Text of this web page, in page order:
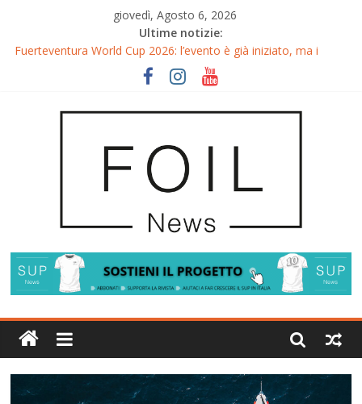
giovedì, Agosto 6, 2026
Ultime notizie:
Fuerteventura World Cup 2026: l’evento è già iniziato, ma i
riflettori si accendono sul Wingfoil!
Fuerteventura FreeFly-Slalom 2026: Cappuzzo e Belloeuvre
Gran Canaria GWA Wingfoil World Cup 2026: Spettacolo e
adrenalina a Pozo Izquierdo